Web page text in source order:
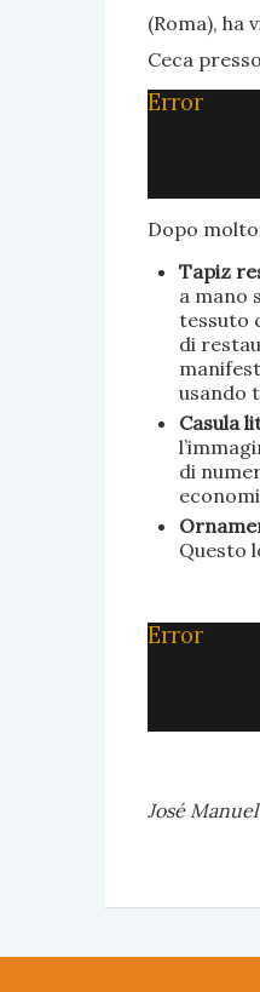
(Roma), ha
Ceca
Error
Dopo
Tapiz
a mano
tessuto
di
usando
Casula
di
Questo
Error
José